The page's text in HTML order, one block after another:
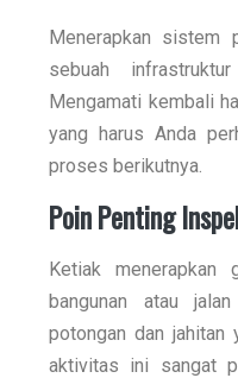
Menerapkan sistem
sebuah
Mengamati kembali
yang harus Anda
proses berikutnya.
Poin Penting
Ketiak menerapkan
bangunan atau
potongan dan jahitan
aktivitas ini sangat